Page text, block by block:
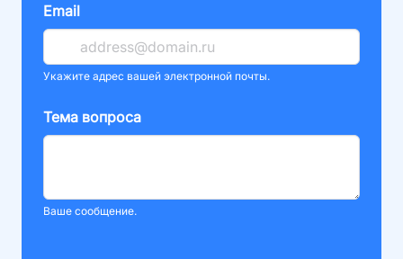
Email
Укажите адрес вашей электронной почты.
Тема вопроса
Ваше сообщение.